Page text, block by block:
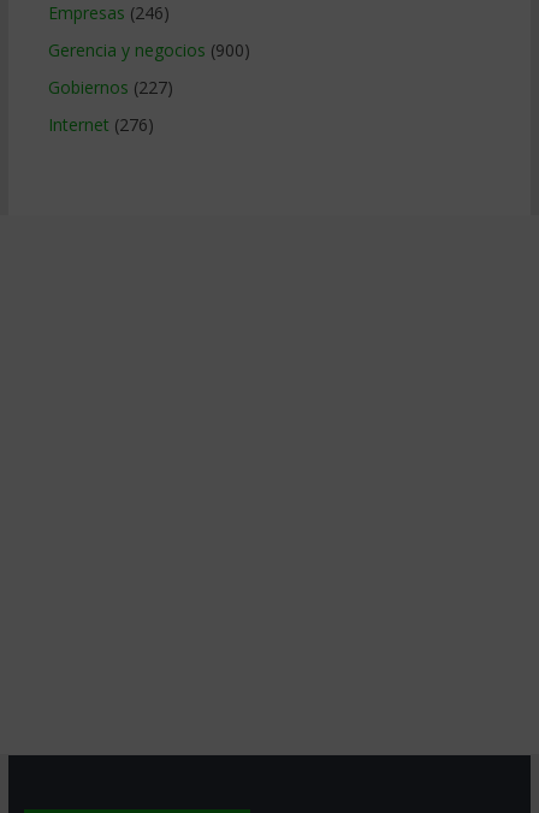
Empresas (246)
Gerencia y negocios (900)
Gobiernos (227)
Internet (276)